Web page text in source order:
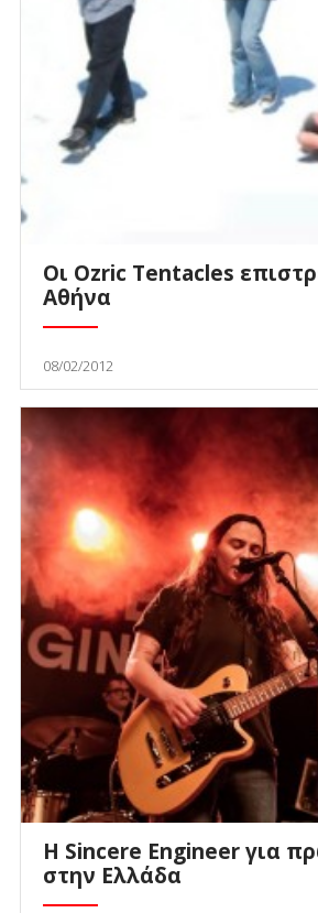
Οι Ozric Tentacles
Αθήνα
08/02/2012
Η Sincere Engineer για
στην Ελλάδα